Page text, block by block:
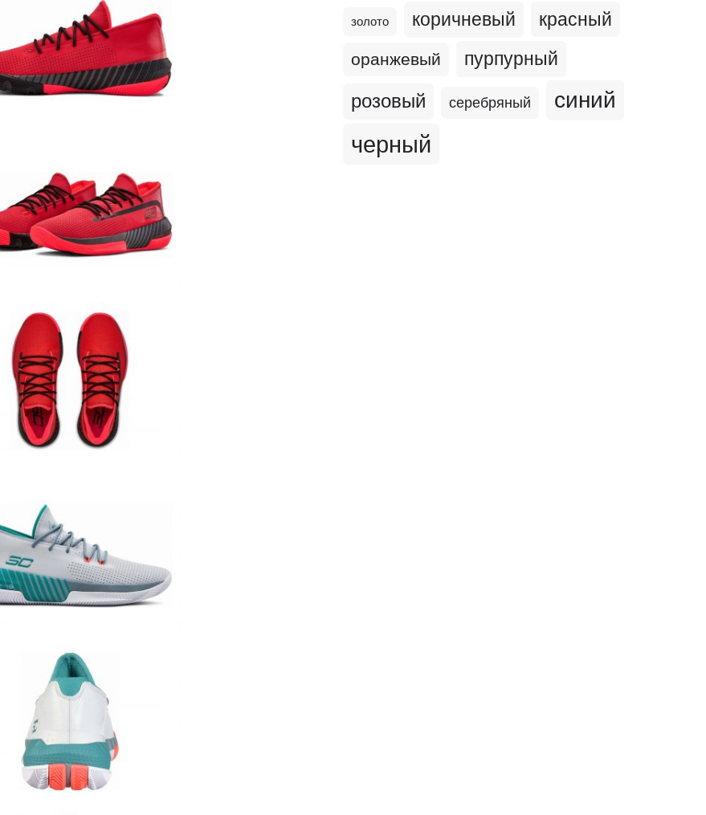
золото коричневый красный
оранжевый пурпурный
розовый серебряный синий
черный